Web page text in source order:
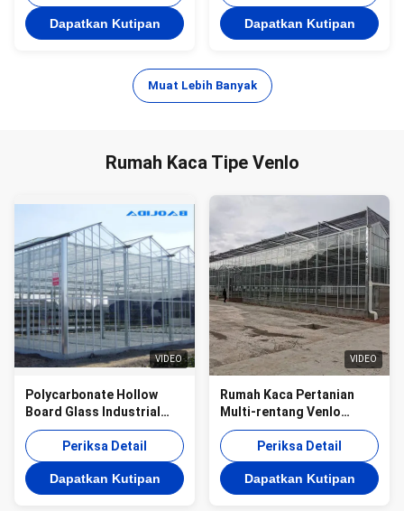
Dapatkan Kutipan
Tropis
Dapatkan Kutipan
Muat Lebih Banyak
Rumah Kaca Tipe Venlo
VIDEO
Polycarbonate Hollow
Board Glass Industrial
Outdoor Multispan Glass
Profesional Rumah Kaca
Belanda Untuk Menanam
Bunga
Periksa Detail
Dapatkan Kutipan
VIDEO
Rumah Kaca Pertanian
Multi-rentang Venlo
Rumah Kaca Kaca
Tempered Dengan Sistem
Penanaman Hidroponik
Periksa Detail
Dapatkan Kutipan